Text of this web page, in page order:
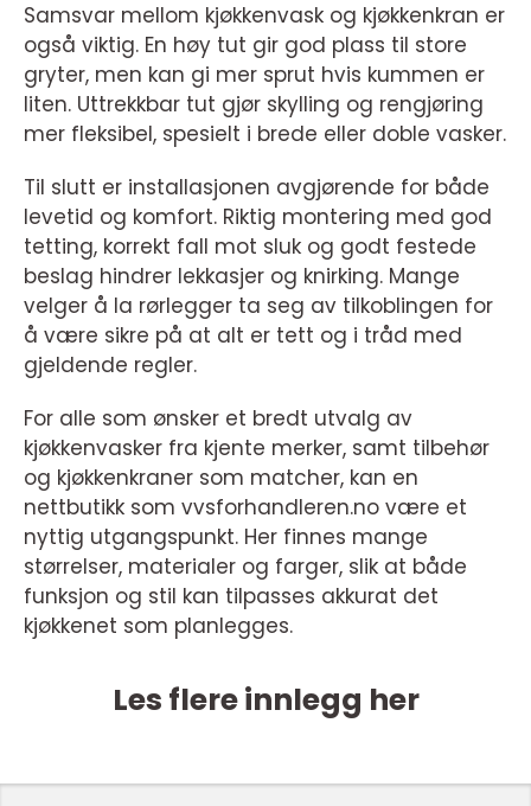
Samsvar mellom kjøkkenvask og kjøkkenkran er
også viktig. En høy tut gir god plass til store
gryter, men kan gi mer sprut hvis kummen er
liten. Uttrekkbar tut gjør skylling og rengjøring
mer fleksibel, spesielt i brede eller doble vasker.
Til slutt er installasjonen avgjørende for både
levetid og komfort. Riktig montering med god
tetting, korrekt fall mot sluk og godt festede
beslag hindrer lekkasjer og knirking. Mange
velger å la rørlegger ta seg av tilkoblingen for
å være sikre på at alt er tett og i tråd med
gjeldende regler.
For alle som ønsker et bredt utvalg av
kjøkkenvasker fra kjente merker, samt tilbehør
og kjøkkenkraner som matcher, kan en
nettbutikk som vvsforhandleren.no være et
nyttig utgangspunkt. Her finnes mange
størrelser, materialer og farger, slik at både
funksjon og stil kan tilpasses akkurat det
kjøkkenet som planlegges.
Les flere innlegg her